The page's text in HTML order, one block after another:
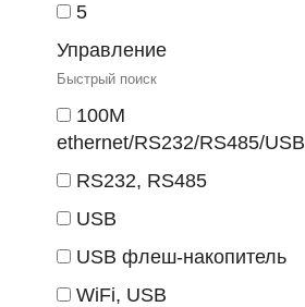
5
Управление
100M
ethernet/RS232/RS485/USB
RS232, RS485
USB
USB флеш-накопитель
WiFi, USB